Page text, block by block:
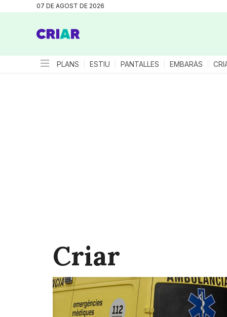
07 DE AGOST DE 2026
PLANS ESTIU PANTALLES EMBARÀS
Criar